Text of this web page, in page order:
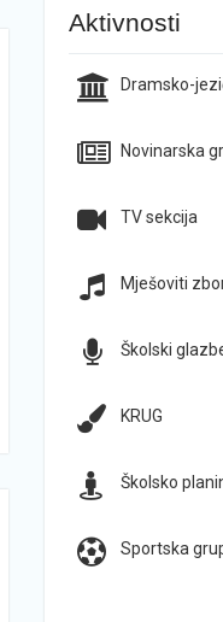
Aktivnosti
Dramsko-
Novinarska
TV sekcija
Mješoviti
Školski
KRUG
Školsko
Sportska